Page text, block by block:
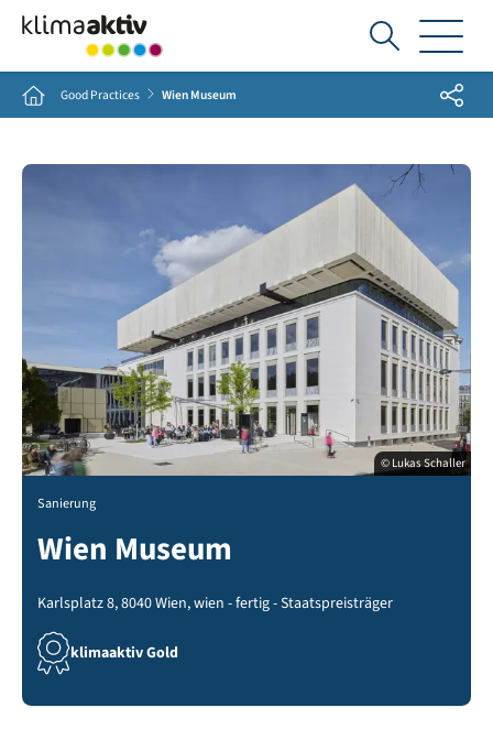
Ich
suche...
Home Good Practices Wien Museum Share
© Lukas Schaller
Sanierung
Wien Museum
Karlsplatz 8, 8040 Wien, wien - fertig - Staatspreisträger
klimaaktiv Gold